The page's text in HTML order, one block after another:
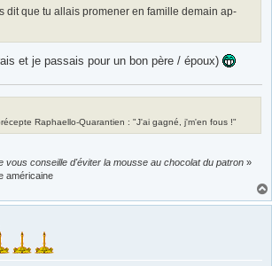
dit que tu allais promener en famille demain ap-
et je passais pour un bon père / époux)
Raphaello-Quarantien : "J'ai gagné, j'm'en fous !"
vous conseille d'éviter la mousse au chocolat du patron »
américaine